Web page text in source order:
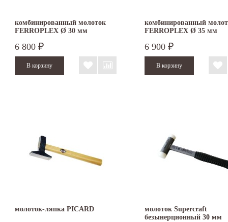
комбинированный молоток
FERROPLEX Ø 30 мм
6 800 ₽
комбинированный
FERROPLEX Ø 35 мм
3677.035
6 900 ₽
молоток-ляпка PICARD
молоток Supercraft
безынерционный 30 мм